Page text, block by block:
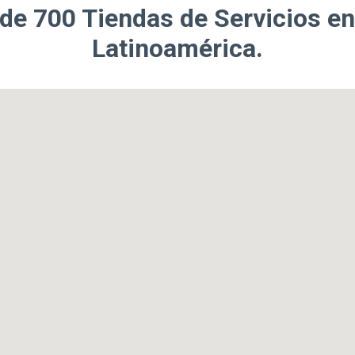
700 Tiendas de Servicios
Latinoamérica.